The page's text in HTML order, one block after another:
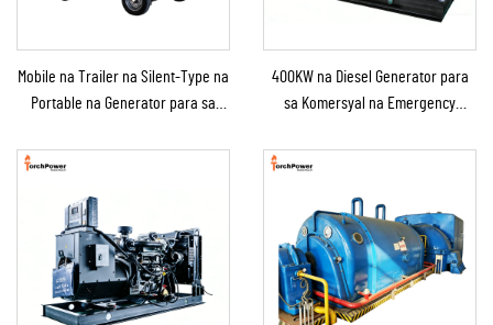
Mobile na Trailer na Silent-Type na
Portable na Generator para sa
400KW na Diesel Generator para
sa Komersyal na Emergency
Suplay ng Kuryente